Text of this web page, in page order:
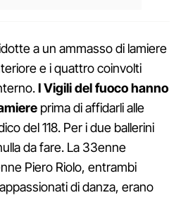
a un ammasso di lamiere
e i quattro coinvolti
I Vigili del fuoco hanno
prima di affidarli alle
del 118. Per i due ballerini
da fare. La 33enne
Piero Riolo, entrambi
di danza, erano